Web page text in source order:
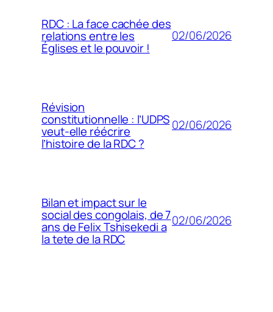
RDC : La face cachée des
relations entre les
Églises et le pouvoir !
02/06/2026
Révision
constitutionnelle : l’UDPS
veut-elle réécrire
l’histoire de la RDC ?
02/06/2026
Bilan et impact sur le
social des congolais, de 7
ans de Felix Tshisekedi a
la tete de la RDC
02/06/2026